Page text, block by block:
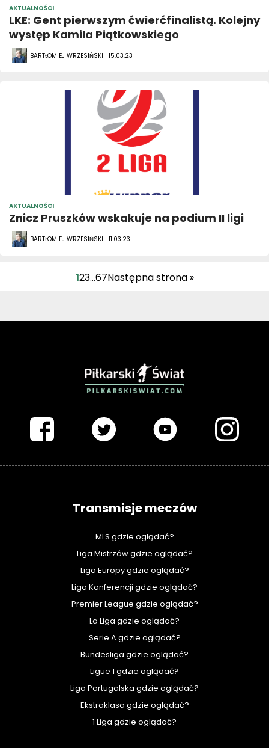
AKTUALNOŚCI
LKE: Gent pierwszym ćwierćfinalistą. Kolejny
występ Kamila Piątkowskiego
BARTŁOMIEJ WRZESIŃSKI | 15.03.23
AKTUALNOŚCI
Znicz Pruszków wskakuje na podium II ligi
BARTŁOMIEJ WRZESIŃSKI | 11.03.23
123…67Następna strona »
Transmisje meczów
MLS gdzie oglądać?
Liga Mistrzów gdzie oglądać?
Liga Europy gdzie oglądać?
Liga Konferencji gdzie oglądać?
Premier League gdzie oglądać?
La Liga gdzie oglądać?
Serie A gdzie oglądać?
Bundesliga gdzie oglądać?
Ligue 1 gdzie oglądać?
Liga Portugalska gdzie oglądać?
Ekstraklasa gdzie oglądać?
1 Liga gdzie oglądać?